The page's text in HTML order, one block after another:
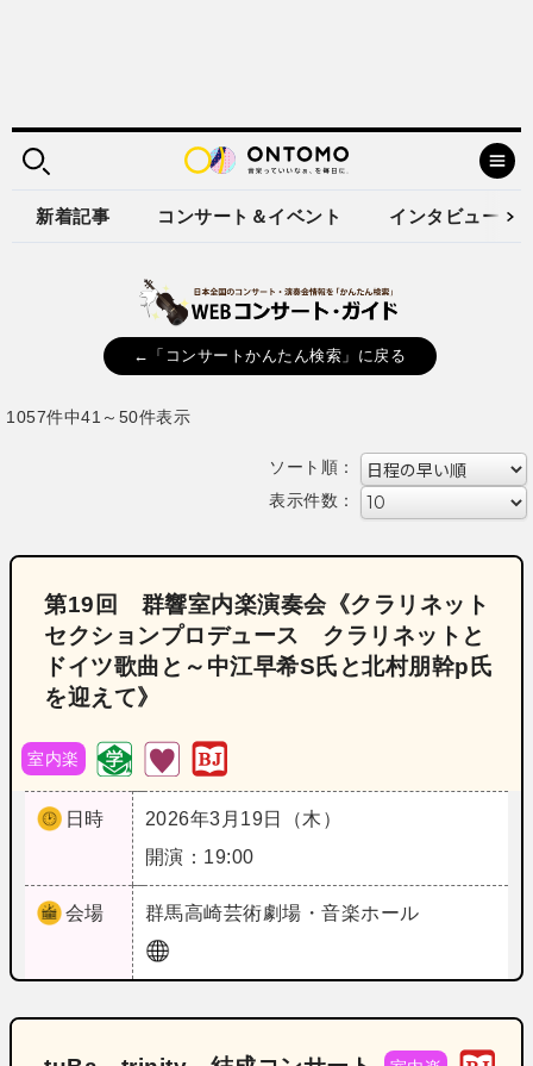
新着記事 コンサート＆イベント インタビュー
←「コンサートかんたん検索」に戻る
1057件中41～50件表示
ソート順：
表示件数：
第19回 群響室内楽演奏会《クラリネット
セクションプロデュース クラリネットと
ドイツ歌曲と～中江早希S氏と北村朋幹p氏
を迎えて》
室内楽
日時
2026年3月19日（木）
開演：19:00
会場 群馬高崎芸術劇場・音楽ホール